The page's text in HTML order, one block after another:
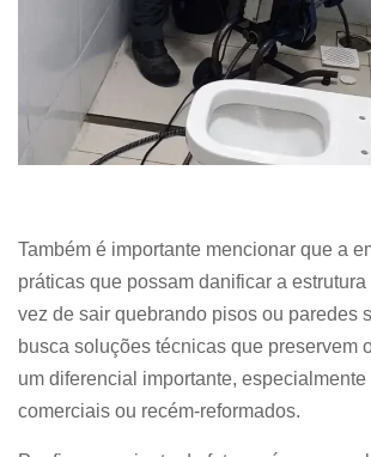
Também é importante mencionar que a
práticas que possam danificar a
vez de sair quebrando pisos ou paredes
busca soluções técnicas que preservem
um diferencial importante,
comerciais ou recém-reformados.